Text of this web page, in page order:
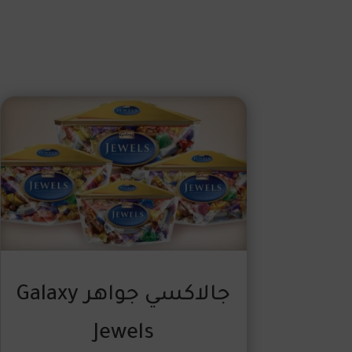
جالاكسي جواهر Galaxy
Jewels